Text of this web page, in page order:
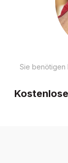
Sie benötigen